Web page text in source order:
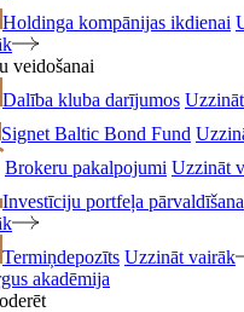
Holdinga kompānijas ikdienai
veidošanai
Dalība kluba darījumos
Signet Baltic Bond Fund
Brokeru pakalpojumi Uzzināt
Investīciju portfeļa pārvaldīšana
Termiņdepozīts Uzzināt vairāk
akadēmija